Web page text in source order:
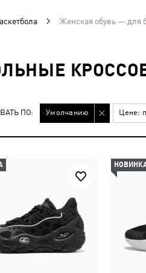
Женская обувь — для
ПО: Умолчанию Цене: